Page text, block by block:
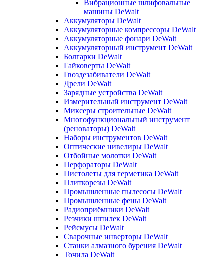
Вибрационные шлифовальные
машины DeWalt
Аккумуляторы DeWalt
Аккумуляторные компрессоры DeWalt
Аккумуляторные фонари DeWalt
Аккумуляторный инструмент DeWalt
Болгарки DeWalt
Гайковерты DeWalt
Гвоздезабиватели DeWalt
Дрели DeWalt
Зарядные устройства DeWalt
Измерительный инструмент DeWalt
Миксеры строительные DeWalt
Многофункциональный инструмент
(реноваторы) DeWalt
Наборы инструментов DeWalt
Оптические нивелиры DeWalt
Отбойные молотки DeWalt
Перфораторы DeWalt
Пистолеты для герметика DeWalt
Плиткорезы DeWalt
Промышленные пылесосы DeWalt
Промышленные фены DeWalt
Радиоприёмники DeWalt
Резчики шпилек DeWalt
Рейсмусы DeWalt
Сварочные инверторы DeWalt
Станки алмазного бурения DeWalt
Точила DeWalt